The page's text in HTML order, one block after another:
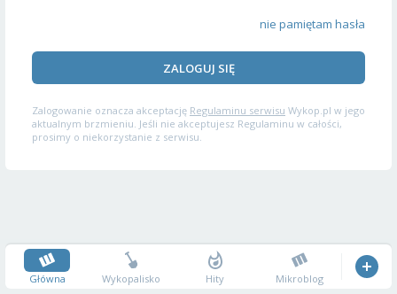
nie pamiętam hasła
ZALOGUJ SIĘ
Zalogowanie oznacza akceptację Regulaminu serwisu Wykop.pl w jego
aktualnym brzmieniu. Jeśli nie akceptujesz Regulaminu w całości,
prosimy o niekorzystanie z serwisu.
Główna Wykopalisko Hity Mikroblog